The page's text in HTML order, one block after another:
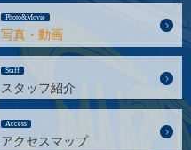
Photo&Movie
写真・動画
Staff
スタッフ紹介
Access
アクセスマップ